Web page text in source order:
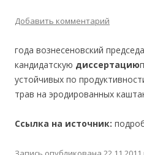
Добавить комментарий
года вознесеновский
кандидатскую диссертацию
устойчивых по
трав на эродированных
Ссылка на источник: